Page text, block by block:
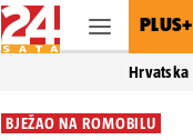
PLUS+
Hrvatska
BJEŽAO NA ROMOBILU